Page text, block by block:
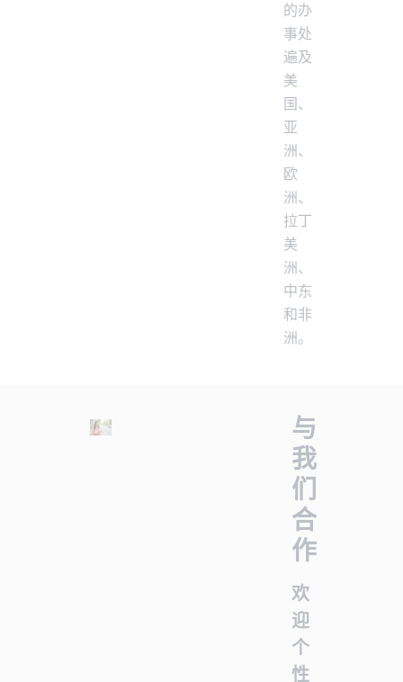
的办
事处
遍及
美
国、
亚
洲、
欧
洲、
拉丁
美
洲、
中东
和非
洲。
与
我
们
合
作
欢
迎
个
性